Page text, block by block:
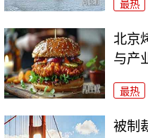
最热
北京
与产
最热
被制